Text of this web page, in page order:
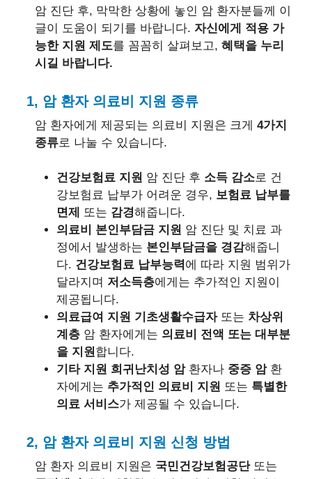
암 진단 후, 막막한 상황에 놓인 암 환자분들께 이
글이 도움이 되기를 바랍니다. 자신에게 적용 가
능한 지원 제도를 꼼꼼히 살펴보고, 혜택을 누리
시길 바랍니다.
1, 암 환자 의료비 지원 종류
암 환자에게 제공되는 의료비 지원은 크게 4가지
종류로 나눌 수 있습니다.
건강보험료 지원 암 진단 후 소득 감소로 건
강보험료 납부가 어려운 경우, 보험료 납부를
면제
또는 감경해줍니다.
의료비 본인부담금 지원 암 진단 및 치료 과
정에서 발생하는 본인부담금을 경감해줍니
다. 건강보험료 납부능력에 따라 지원 범위가
달라지며 저소득층에게는 추가적인 지원이
제공됩니다.
의료급여 지원 기초생활수급자또는 차상위
계층 암 환자에게는 의료비 전액 또는 대부분
을 지원합니다.
기타 지원 희귀난치성 암환자나 중증 암환
자에게는 추가적인 의료비 지원 또는 특별한
의료 서비스가 제공될 수 있습니다.
2, 암 환자 의료비 지원 신청 방법
암 환자 의료비 지원은 국민건강보험공단또는